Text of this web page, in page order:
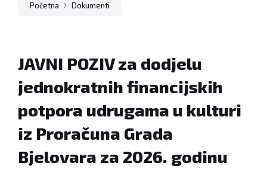
Početna Dokumenti
JAVNI POZIV za dodjelu
jednokratnih financijskih
potpora udrugama u kulturi
iz Proračuna Grada
Bjelovara za 2026. godinu